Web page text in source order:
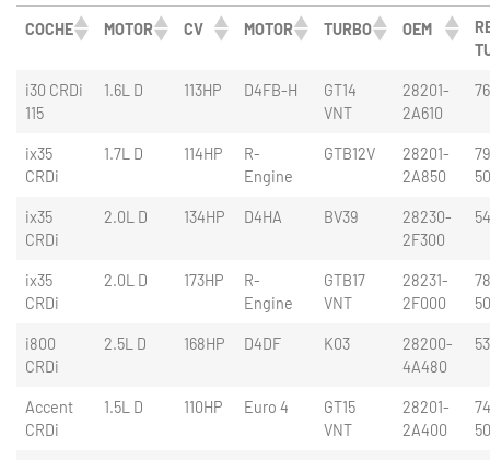
COCHE MOTOR CV MOTOR TURBO OEM
i30 CRDi
115
1.6L D 113HP D4FB-H
GT14
VNT
28201-
2A610
ix35
CRDi
1.7L D 114HP
R-
Engine
GTB12V
28201-
2A850
ix35
CRDi
2.0L D 134HP D4HA BV39
28230-
2F300
ix35
CRDi
2.0L D 173HP
R-
Engine
GTB17
VNT
28231-
2F000
i800
CRDi
2.5L D 168HP D4DF K03
28200-
4A480
Accent
CRDi
1.5L D 110HP Euro 4
GT15
VNT
28201-
2A400